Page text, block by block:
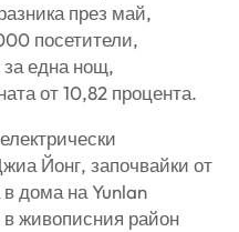
през май,
посетители,
за една нощ,
от 10,82 процента.
Йонг, започвайки от
дома на Yunlan
живописния район